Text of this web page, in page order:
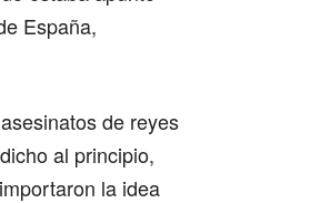
España,
de reyes
al principio,
la idea